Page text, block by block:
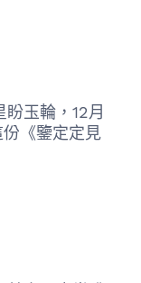
玉輪，12月
《鑒定定見